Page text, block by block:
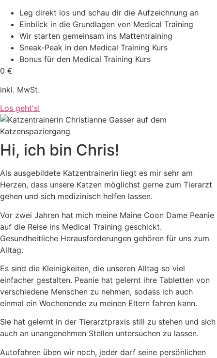
Leg direkt los und schau dir die Aufzeichnung an
Einblick in die Grundlagen von Medical Training
Wir starten gemeinsam ins Mattentraining
Sneak-Peak in den Medical Training Kurs
Bonus für den Medical Training Kurs
0 €
inkl. MwSt.
Los geht's!
Hi, ich bin Chris!
Als ausgebildete Katzentrainerin liegt es mir sehr am
Herzen, dass unsere Katzen möglichst gerne zum Tierarzt
gehen und sich medizinisch helfen lassen.
Vor zwei Jahren hat mich meine Maine Coon Dame Peanie
auf die Reise ins Medical Training geschickt.
Gesundheitliche Herausforderungen gehören für uns zum
Alltag.
Es sind die Kleinigkeiten, die unseren Alltag so viel
einfacher gestalten. Peanie hat gelernt ihre Tabletten von
verschiedene Menschen zu nehmen, sodass ich auch
einmal ein Wochenende zu meinen Eltern fahren kann.
Sie hat gelernt in der Tierarztpraxis still zu stehen und sich
auch an unangenehmen Stellen untersuchen zu lassen.
Autofahren üben wir noch, jeder darf seine persönlichen